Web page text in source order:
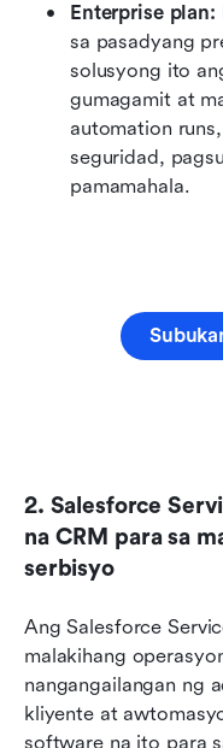
Enterprise plan:
sa pasadyang
solusyong ito
gumagamit at
automation
seguridad,
pamamahala.
2. Salesforce
na CRM para sa
serbisyo
Ang Salesforce
malakihang
nangangailangan ng
kliyente at
software na ito para